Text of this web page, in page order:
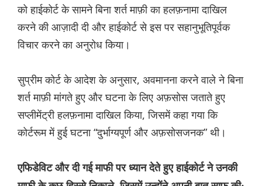
को हाईकोर्ट के सामने बिना शर्त माफ़ी का हलफ़नामा दाखिल
करने की आज़ादी दी और हाईकोर्ट से इस पर सहानुभूतिपूर्वक
विचार करने का अनुरोध किया।
सुप्रीम कोर्ट के आदेश के अनुसार, अवमानना ​​करने वाले ने बिना
शर्त माफ़ी मांगते हुए और घटना के लिए अफ़सोस जताते हुए
सप्लीमेंट्री हलफ़नामा दाखिल किया, जिसमें कहा गया कि
कोर्टरूम में हुई घटना “दुर्भाग्यपूर्ण और अफ़सोसजनक” थी।
एफिडेविट और दी गई माफी पर ध्यान देते हुए हाईकोर्ट ने उनकी